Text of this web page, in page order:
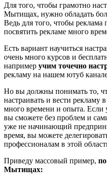
Для того, чтобы грамотно
Мытищах, нужно обладать
Ведь для того, чтобы реклама
посвятить рекламе много
Есть вариант научиться
очень много курсов и
например учим точечно
рекламу на нашем ютуб
Но вы должны понимать то,
настраивать и вести рекламу
много времени и опыта. Если
вы сможете без проблем и
уже не начинающий
время, вы можете
профессионалам в этой
Приведу массовый пример,
Мытищах: